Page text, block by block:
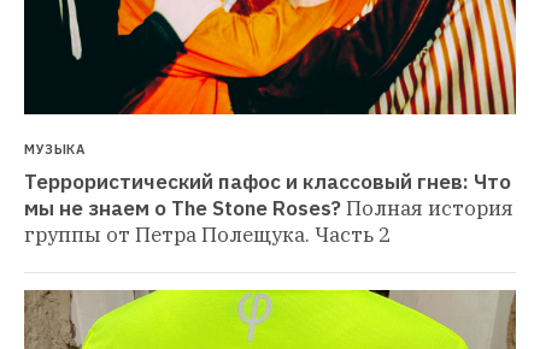
МУЗЫКА
Террористический пафос и классовый гнев: Что
мы не знаем о The Stone Roses?Полная история
группы от Петра Полещука. Часть 2